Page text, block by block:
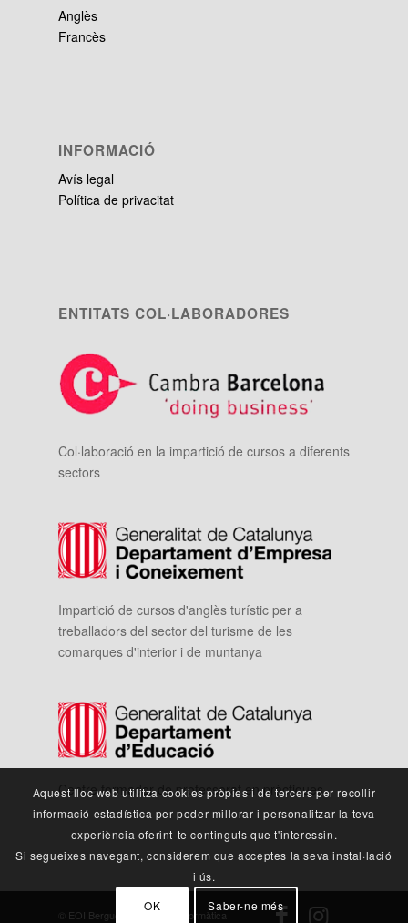
Anglès
Francès
INFORMACIÓ
Avís legal
Política de privacitat
ENTITATS COL·LABORADORES
Col·laboració en la impartició de cursos a diferents
sectors
Impartició de cursos d'anglès turístic per a
treballadors del sector del turisme de les
comarques d'interior i de muntanya
Centre formador de professorat en pràctiques
© EOI Berguedà - Ergates Informàtica
Aquest lloc web utilitza cookies pròpies i de tercers per recollir
informació estadística per poder millorar i personalitzar la teva
experiència oferint-te continguts que t'interessin.
Si segueixes navegant, considerem que acceptes la seva instal·lació
i ús.
OK
Saber-ne més